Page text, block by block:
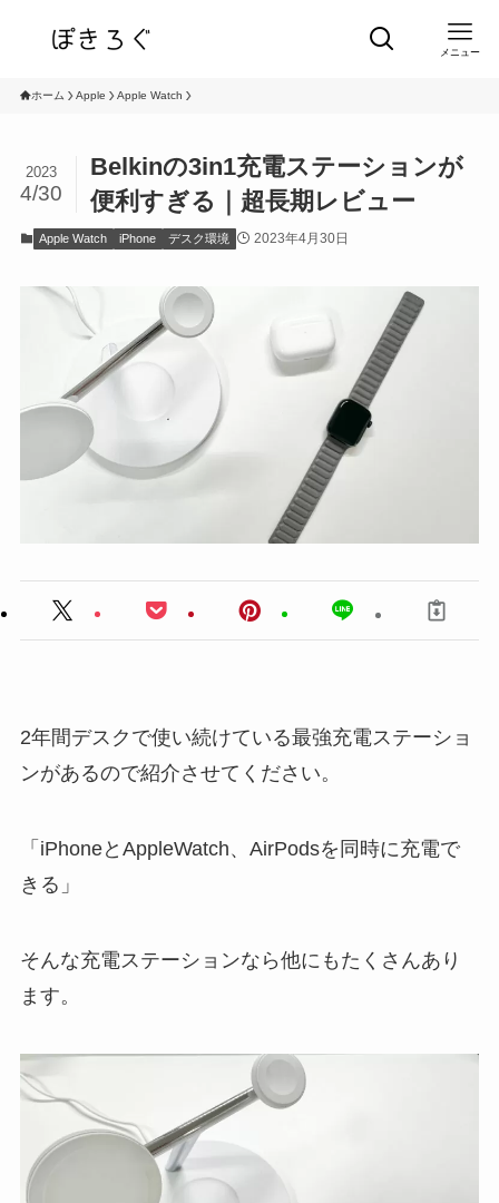
メニュー
ホーム Apple Apple Watch
Belkinの3in1充電ステーションが
便利すぎる｜超長期レビュー
2023
4/30
Apple Watch iPhone デスク環境 2023年4月30日
2年間デスクで使い続けている最強充電ステーショ
ンがあるので紹介させてください。
「iPhoneとAppleWatch、AirPodsを同時に充電で
きる」
そんな充電ステーションなら他にもたくさんあり
ます。